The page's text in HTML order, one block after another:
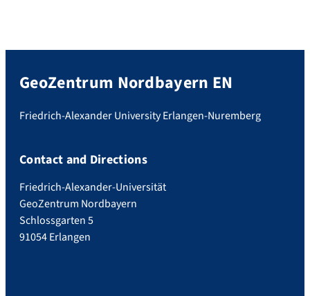
GeoZentrum Nordbayern EN
Friedrich-Alexander University Erlangen-Nuremberg
Contact and Directions
Friedrich-Alexander-Universität
GeoZentrum Nordbayern
Schlossgarten 5
91054 Erlangen